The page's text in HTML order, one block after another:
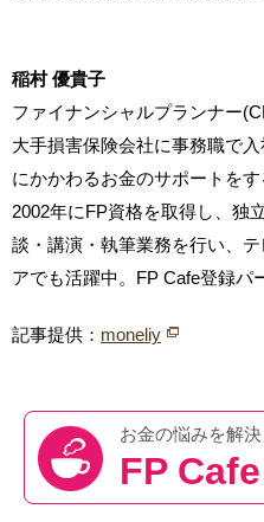
稲村 優貴子
ファイナンシャルプランナー
大手損害保険会社に事務職で
にかかわるお金のサポートを
2002年にFP資格を取得し、独
談・講演・執筆業務を行い、
アでも活躍中。FP Cafe登録パ
記事提供： moneliy
お金の悩みを解
FP Cafe